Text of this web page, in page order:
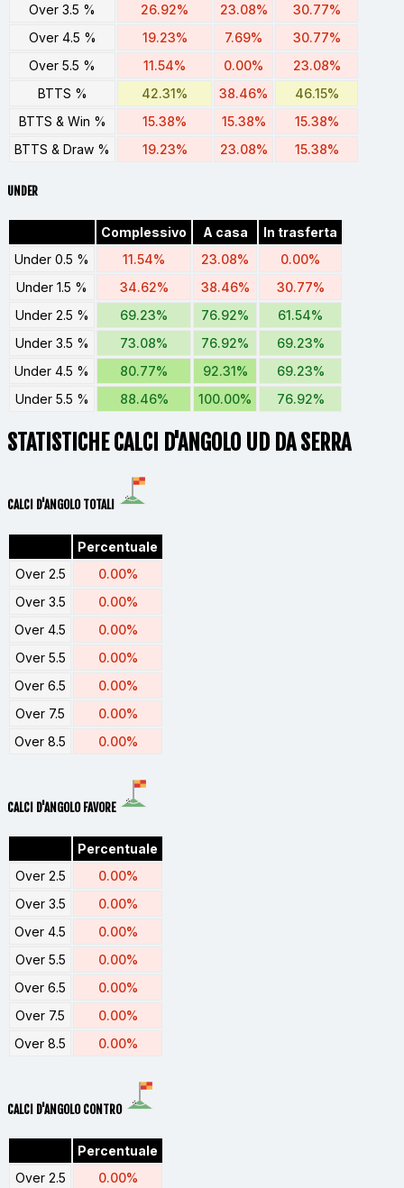
Over 3.5 %
26.92% 23.08%
30.77%
Over 4.5 %
19.23% 7.69%
30.77%
Over 5.5 %
11.54% 0.00%
23.08%
BTTS %
42.31% 38.46%
46.15%
BTTS & Win %
15.38% 15.38%
15.38%
BTTS & Draw %
19.23% 23.08% 15.38%
UNDER
Complessivo A casa
In trasferta
Under 0.5 %
11.54% 23.08%
0.00%
Under 1.5 %
34.62% 38.46%
30.77%
Under 2.5 %
69.23% 76.92%
61.54%
Under 3.5 %
73.08% 76.92%
69.23%
Under 4.5 %
80.77% 92.31%
69.23%
Under 5.5 %
88.46% 100.00% 76.92%
STATISTICHE CALCI D'ANGOLO UD DA SERRA
CALCI D'ANGOLO TOTALI
Percentuale
Over 2.5
0.00%
Over 3.5
0.00%
Over 4.5
0.00%
Over 5.5
0.00%
Over 6.5
0.00%
Over 7.5
0.00%
Over 8.5
0.00%
CALCI D'ANGOLO FAVORE
Percentuale
Over 2.5
0.00%
Over 3.5
0.00%
Over 4.5
0.00%
Over 5.5
0.00%
Over 6.5
0.00%
Over 7.5
0.00%
Over 8.5
0.00%
CALCI D'ANGOLO CONTRO
Percentuale
Over 2.5
0.00%